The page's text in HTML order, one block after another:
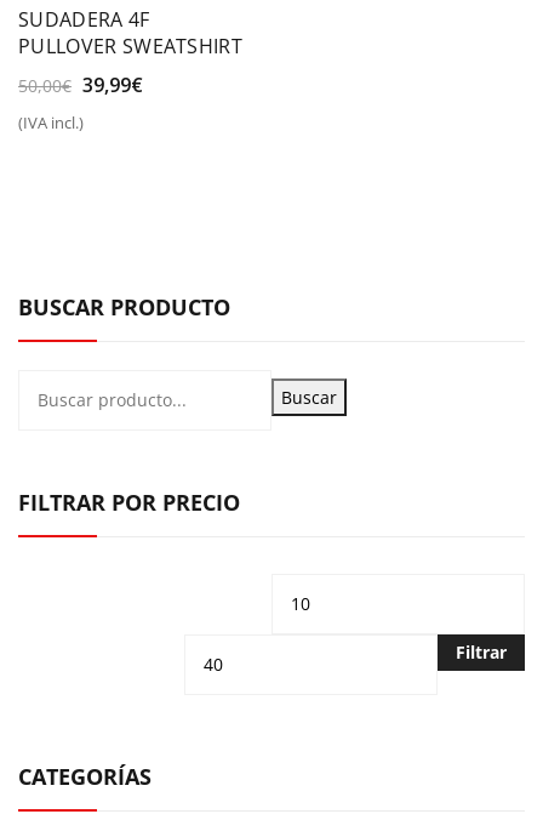
SUDADERA 4F
PULLOVER SWEATSHIRT
50,00€ El
original
39,99€El
(IVA incl.)
BUSCAR PRODUCTO
Buscar
FILTRAR POR PRECIO
Precio
Filtrar
CATEGORÍAS